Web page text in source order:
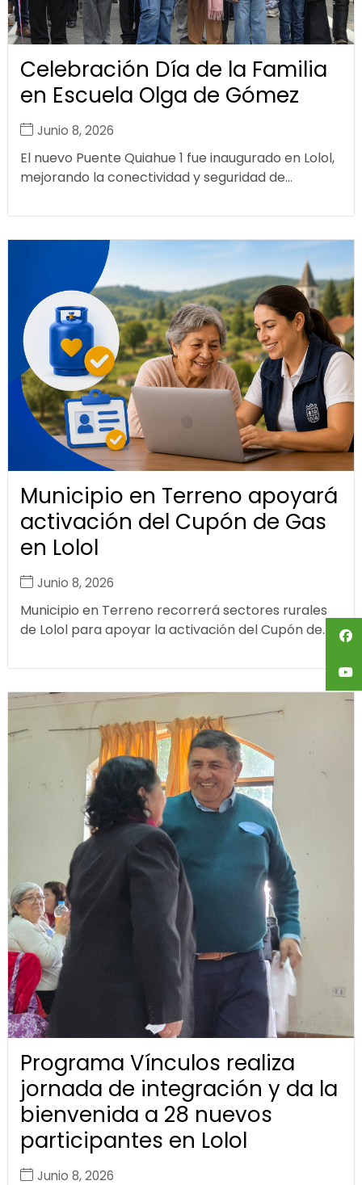
Celebración Día de la Familia
en Escuela Olga de Gómez
Junio 8, 2026
El nuevo Puente Quiahue 1 fue inaugurado en Lolol,
mejorando la conectividad y seguridad de...
Municipio en Terreno apoyará
activación del Cupón de Gas
en Lolol
Junio 8, 2026
Municipio en Terreno recorrerá sectores rurales
de Lolol para apoyar la activación del Cupón de...
Programa Vínculos realiza
jornada de integración y da la
bienvenida a 28 nuevos
participantes en Lolol
Junio 8, 2026